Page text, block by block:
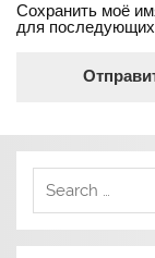
Сохранить моё
для